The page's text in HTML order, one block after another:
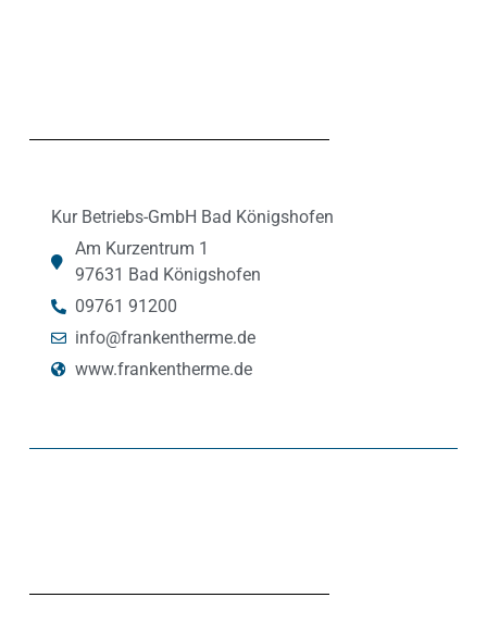
Kur Betriebs-GmbH Bad Königshofen
Am Kurzentrum 1
97631 Bad Königshofen
09761 91200
info@frankentherme.de
www.frankentherme.de